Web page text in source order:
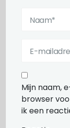
Mijn naam,
browser
ik een